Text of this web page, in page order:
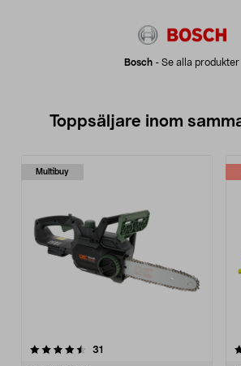
Bosch - Se alla produkter
Toppsäljare inom
Multibuy
31
4.5 av 5 stjärnor